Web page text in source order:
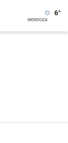
6°